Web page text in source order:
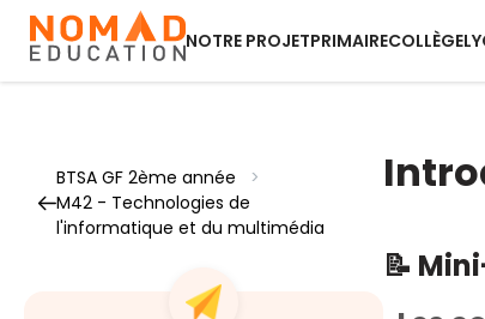
NOTRE PROJETPRIMAIRECOLLÈGE
BTSA GF 2ème année
>
M42 - Technologies de
l'informatique et du multimédia
📝